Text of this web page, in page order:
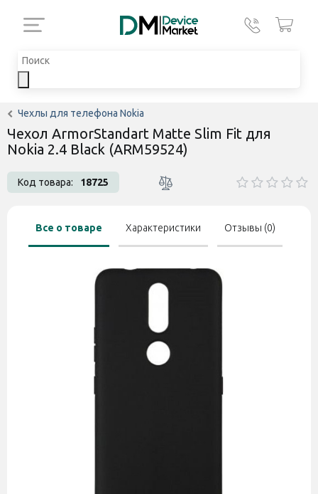
Чехлы для телефона Nokia
Чехол ArmorStandart Matte Slim Fit для
Nokia 2.4 Black (ARM59524)
Код товара: 18725
Все о товаре Характеристики Отзывы (0)